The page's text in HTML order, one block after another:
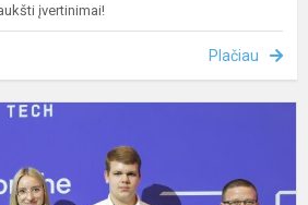
įvertinimai!
Plačiau